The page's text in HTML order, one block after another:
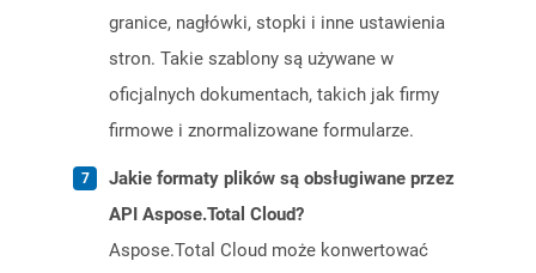
granice, nagłówki, stopki i inne ustawienia
stron. Takie szablony są używane w
oficjalnych dokumentach, takich jak firmy
firmowe i znormalizowane formularze.
Jakie formaty plików są obsługiwane przez
API Aspose.Total Cloud?
Aspose.Total Cloud może konwertować